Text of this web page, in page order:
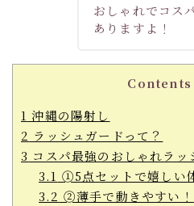
おしゃれでコス
ありますよ！
Contents
1 沖縄の陽射し
2 ラッシュガードって？
3 コスパ最強のおしゃれラッ
3.1 ➀5点セットで嬉しい
3.2 ➁薄手で動きやすい！